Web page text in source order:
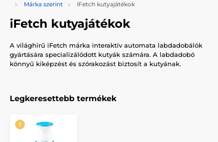
Márka szerint
iFetch kutyajátékok
iFetch kutyajátékok
A világhírű iFetch márka interaktív automata labdadobálók
gyártására specializálódott kutyák számára. A labdadobó
könnyű kiképzést és szórakozást biztosít a kutyának.
Legkeresettebb termékek